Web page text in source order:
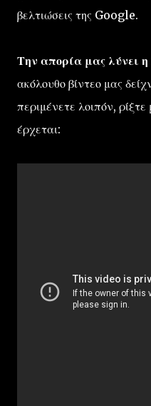
βελτιώσεις της Google.
Την απορία μας λύνει η
ακόλουθο βίντεο μας
περιμένετε λοιπόν, ρίξτε
έρχεται: